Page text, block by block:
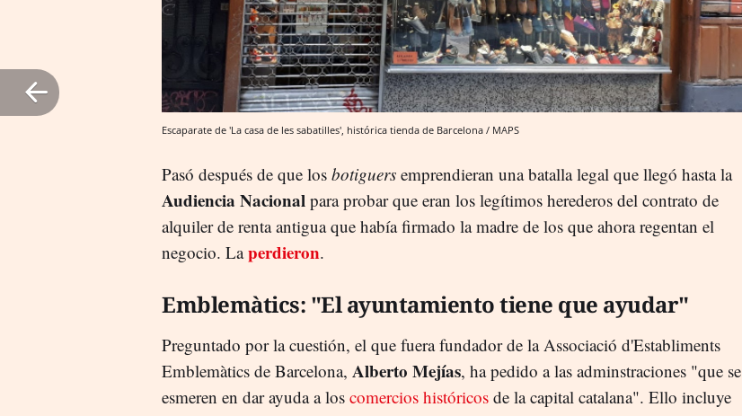
Escaparate de 'La casa de les sabatilles', histórica tienda de Barcelona / MAPS
Pasó después de que los botiguers emprendieran una batalla legal que llegó hasta la
Audiencia Nacional para probar que eran los legítimos herederos del contrato de
alquiler de renta antigua que había firmado la madre de los que ahora regentan el
negocio. Laperdieron.
Emblemàtics: "El ayuntamiento tiene que ayudar"
Preguntado por la cuestión, el que fuera fundador de la Associació d'Establiments
Emblemàtics de Barcelona, Alberto Mejías, ha pedido a las adminstraciones "que se
esmeren en dar ayuda a los comercios históricos de la capital catalana". Ello incluye